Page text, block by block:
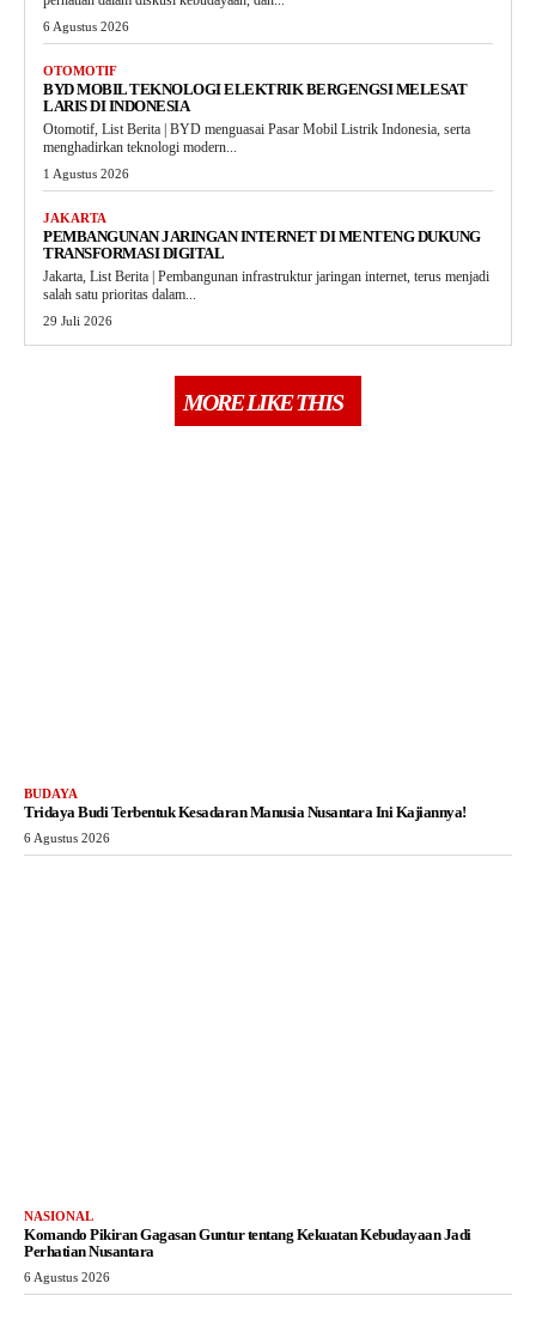
6 Agustus 2026
OTOMOTIF
BYD MOBIL TEKNOLOGI ELEKTRIK BERGENGSI MELESAT
LARIS DI INDONESIA
Otomotif, List Berita | BYD menguasai Pasar Mobil Listrik Indonesia, serta
menghadirkan teknologi modern...
1 Agustus 2026
JAKARTA
PEMBANGUNAN JARINGAN INTERNET DI MENTENG DUKUNG
TRANSFORMASI DIGITAL
Jakarta, List Berita | Pembangunan infrastruktur jaringan internet, terus menjadi
salah satu prioritas dalam...
29 Juli 2026
MORE LIKE THIS
BUDAYA
Tridaya Budi Terbentuk Kesadaran Manusia Nusantara Ini Kajiannya!
6 Agustus 2026
NASIONAL
Komando Pikiran Gagasan Guntur tentang Kekuatan Kebudayaan Jadi
Perhatian Nusantara
6 Agustus 2026